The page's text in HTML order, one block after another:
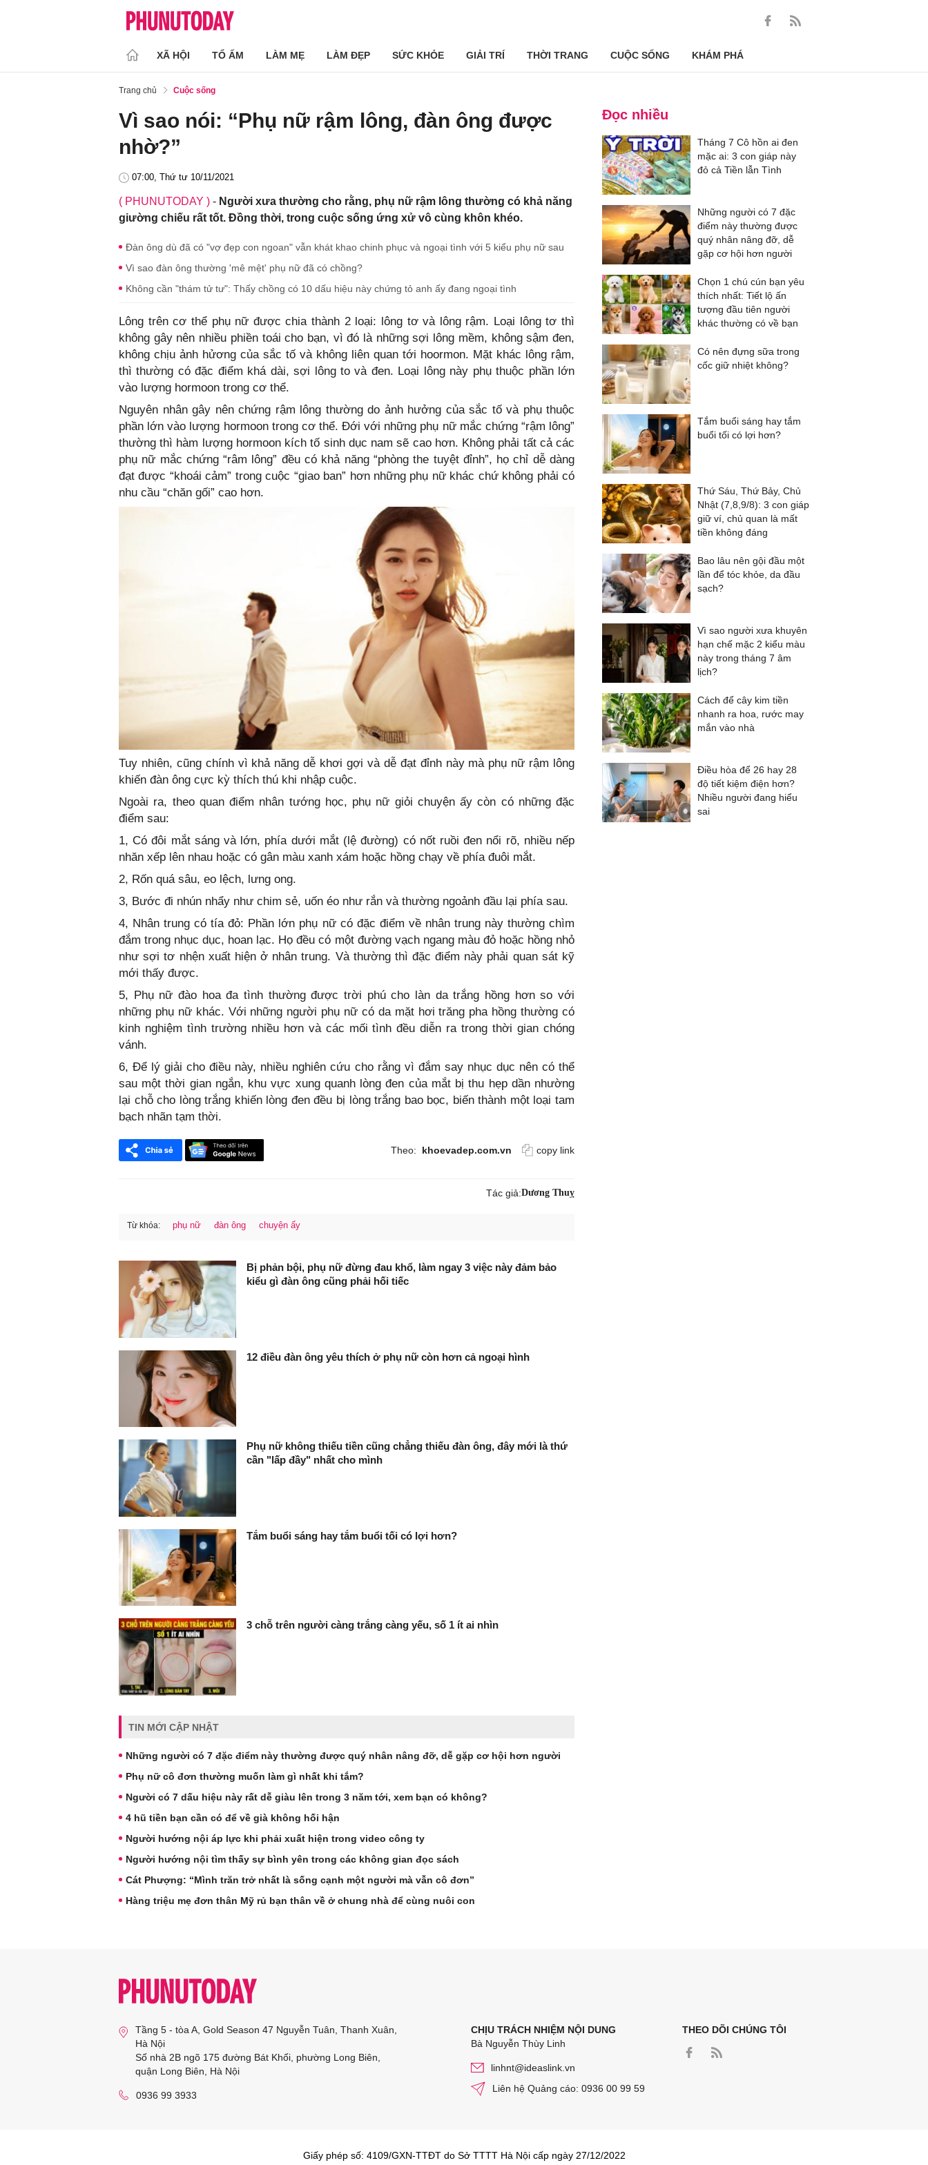
XÃ HỘI TỔ ẤM LÀM MẸ LÀM ĐẸP SỨC KHỎE GIẢI TRÍ THỜI TRANG CUỘC SỐNG KHÁM PHÁ
Trang chủ Cuộc sống
Vì sao nói: “Phụ nữ rậm lông, đàn ông được
nhờ?”
07:00, Thứ tư 10/11/2021
( PHUNUTODAY ) - Người xưa thường cho rằng, phụ nữ rậm lông thường có khả năng
giường chiếu rất tốt. Đồng thời, trong cuộc sống ứng xử vô cùng khôn khéo.
Đàn ông dù đã có "vợ đẹp con ngoan" vẫn khát khao chinh phục và ngoại tình với 5 kiểu phụ nữ sau
Vì sao đàn ông thường 'mê mệt' phụ nữ đã có chồng?
Không cần "thám tử tư": Thấy chồng có 10 dấu hiệu này chứng tỏ anh ấy đang ngoại tình
Lông trên cơ thể phụ nữ được chia thành 2 loại: lông tơ và lông rậm. Loại lông tơ thì
không gây nên nhiều phiền toái cho bạn, vì đó là những sợi lông mềm, không sậm đen,
không chịu ảnh hửơng của sắc tố và không liên quan tới hoormon. Mặt khác lông rậm,
thì thường có đặc điểm khá dài, sợi lông to và đen. Loại lông này phụ thuộc phần lớn
vào lượng hormoon trong cơ thể.
Nguyên nhân gây nên chứng rậm lông thường do ảnh hưởng của sắc tố và phụ thuộc
phần lớn vào lượng hormoon trong cơ thể. Đới với những phụ nữ mắc chứng “rậm lông”
thường thì hàm lượng hormoon kích tố sinh dục nam sẽ cao hơn. Không phải tất cả các
phụ nữ mắc chứng “râm lông” đều có khả năng “phòng the tuyệt đỉnh”, họ chỉ dễ dàng
đạt được “khoái cảm” trong cuộc “giao ban” hơn những phụ nữ khác chứ không phải có
nhu cầu “chăn gối” cao hơn.
Tuy nhiên, cũng chính vì khả năng dễ khơi gợi và dễ đạt đỉnh này mà phụ nữ rậm lông
khiến đàn ông cực kỳ thích thú khi nhập cuộc.
Ngoài ra, theo quan điểm nhân tướng học, phụ nữ giỏi chuyện ấy còn có những đặc
điểm sau:
1, Có đôi mắt sáng và lớn, phía dưới mắt (lệ đường) có nốt ruồi đen nổi rõ, nhiều nếp
nhăn xếp lên nhau hoặc có gân màu xanh xám hoặc hồng chạy về phía đuôi mắt.
2, Rốn quá sâu, eo lệch, lưng ong.
3, Bước đi nhún nhẩy như chim sẻ, uốn éo như rắn và thường ngoảnh đầu lại phía sau.
4, Nhân trung có tía đỏ: Phần lớn phụ nữ có đặc điểm về nhân trung này thường chìm
đắm trong nhục dục, hoan lạc. Họ đều có một đường vạch ngang màu đỏ hoặc hồng nhỏ
như sợi tơ nhện xuất hiện ở nhân trung. Và thường thì đặc điểm này phải quan sát kỹ
mới thấy được.
5, Phụ nữ đào hoa đa tình thường được trời phú cho làn da trắng hồng hơn so với
những phụ nữ khác. Với những người phụ nữ có da mặt hơi trăng pha hồng thường có
kinh nghiệm tình trường nhiều hơn và các mối tình đều diễn ra trong thời gian chóng
vánh.
6, Để lý giải cho điều này, nhiều nghiên cứu cho rằng vì đắm say nhục dục nên có thể
sau một thời gian ngắn, khu vực xung quanh lòng đen của mắt bị thu hẹp dần nhường
lại chỗ cho lòng trắng khiến lòng đen đều bị lòng trắng bao bọc, biến thành một loại tam
bạch nhãn tạm thời.
Theo: khoevadep.com.vn copy link
Tác giả:Dương Thuỵ
Từ khóa: phụ nữ đàn ông chuyện ấy
Bị phản bội, phụ nữ đừng đau khổ, làm ngay 3 việc này đảm bảo
kiểu gì đàn ông cũng phải hối tiếc
12 điều đàn ông yêu thích ở phụ nữ còn hơn cả ngoại hình
Phụ nữ không thiếu tiền cũng chẳng thiếu đàn ông, đây mới là thứ
cần "lấp đầy" nhất cho mình
Tắm buổi sáng hay tắm buổi tối có lợi hơn?
3 chỗ trên người càng trắng càng yếu, số 1 ít ai nhìn
TIN MỚI CẬP NHẬT
Những người có 7 đặc điểm này thường được quý nhân nâng đỡ, dễ gặp cơ hội hơn người
Phụ nữ cô đơn thường muốn làm gì nhất khi tắm?
Người có 7 dấu hiệu này rất dễ giàu lên trong 3 năm tới, xem bạn có không?
4 hũ tiền bạn cần có để về già không hối hận
Người hướng nội áp lực khi phải xuất hiện trong video công ty
Người hướng nội tìm thấy sự bình yên trong các không gian đọc sách
Cát Phượng: “Mình trăn trở nhất là sống cạnh một người mà vẫn cô đơn”
Hàng triệu mẹ đơn thân Mỹ rủ bạn thân về ở chung nhà để cùng nuôi con
Đọc nhiều
Tháng 7 Cô hồn ai đen
mặc ai: 3 con giáp này
đỏ cả Tiền lẫn Tình
Những người có 7 đặc
điểm này thường được
quý nhân nâng đỡ, dễ
gặp cơ hội hơn người
Chọn 1 chú cún bạn yêu
thích nhất: Tiết lộ ấn
tượng đầu tiên người
khác thường có về bạn
Có nên đựng sữa trong
cốc giữ nhiệt không?
Tắm buổi sáng hay tắm
buổi tối có lợi hơn?
Thứ Sáu, Thứ Bảy, Chủ
Nhật (7,8,9/8): 3 con giáp
giữ ví, chủ quan là mất
tiền không đáng
Bao lâu nên gội đầu một
lần để tóc khỏe, da đầu
sạch?
Vì sao người xưa khuyên
hạn chế mặc 2 kiểu màu
này trong tháng 7 âm
lịch?
Cách để cây kim tiền
nhanh ra hoa, rước may
mắn vào nhà
Điều hòa để 26 hay 28
độ tiết kiệm điện hơn?
Nhiều người đang hiểu
sai
Tầng 5 - tòa A, Gold Season 47 Nguyễn Tuân, Thanh Xuân,
Hà Nội
Số nhà 2B ngõ 175 đường Bát Khối, phường Long Biên,
quận Long Biên, Hà Nội
0936 99 3933
CHỊU TRÁCH NHIỆM NỘI DUNG
Bà Nguyễn Thùy Linh
linhnt@ideaslink.vn
Liên hệ Quảng cáo: 0936 00 99 59
THEO DÕI CHÚNG TÔI
Giấy phép số: 4109/GXN-TTĐT do Sở TTTT Hà Nội cấp ngày 27/12/2022